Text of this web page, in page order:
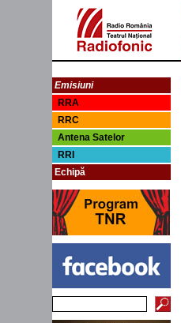
Emisiuni
RRA
RRC
Antena Satelor
RRI
Echipă